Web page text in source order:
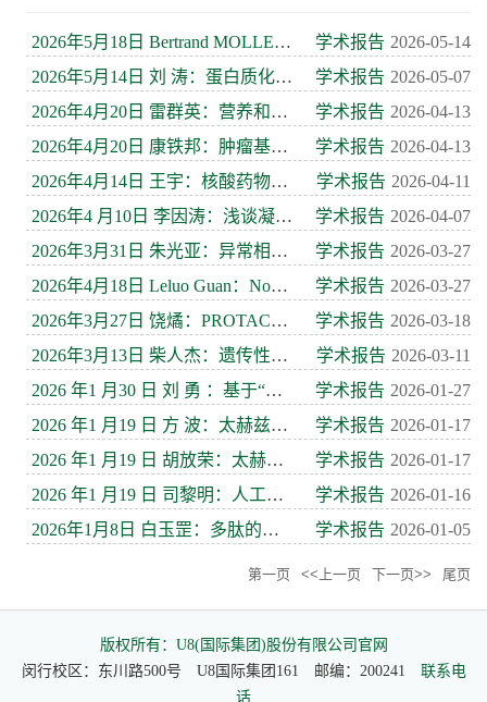
2026年5月18日 Bertrand MOLLEREAU ：Lipid droplets trap cell ... 学术报告 2026-05-14
2026年5月14日 刘 涛：蛋白质化学与AI驱动的生物诊疗
学术报告 2026-05-07
2026年4月20日 雷群英：营养和肿瘤代谢
学术报告 2026-04-13
2026年4月20日 康铁邦：肿瘤基础与转化研究
学术报告 2026-04-13
2026年4月14日 王宇：核酸药物创新路径和转化
学术报告 2026-04-11
2026年4 月10日 李因涛：浅谈凝练科学问题
学术报告 2026-04-07
2026年3月31日 朱光亚：异常相分离凝聚体的药物靶向
学术报告 2026-03-27
2026年4月18日 Leluo Guan：Novel microbiome solutions to imp...
学术报告 2026-03-27
2026年3月27日 饶燏：PROTAC靶向蛋白降解技术及应用
学术报告 2026-03-18
2026年3月13日 柴人杰：遗传性耳聋基因治疗的基础和临床转化研究
学术报告 2026-03-11
2026 年1 月30 日 刘 勇 ：基于“反应诱导组装”的抗菌高分子组...
学术报告 2026-01-27
2026 年1 月19 日 方 波：太赫兹计量技术研究
学术报告 2026-01-17
2026 年1 月19 日 胡放荣：太赫兹频段微纳传感器及其生物医学应...
学术报告 2026-01-17
2026 年1 月19 日 司黎明：人工智能超表面逆设计及其应用研究
学术报告 2026-01-16
2026年1月8日 白玉罡：多肽的功能改造与功能复合
学术报告 2026-01-05
第一页 <<上一页 下一页>> 尾页
版权所有：U8(国际集团)股份有限公司官网
闵行校区：东川路500号 U8国际集团161 邮编：200241 联系电
话